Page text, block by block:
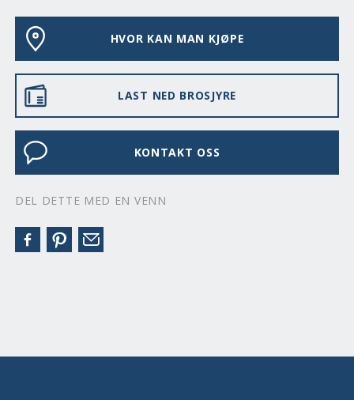
HVOR KAN MAN KJØPE
LAST NED BROSJYRE
KONTAKT OSS
DEL DETTE MED EN VENN